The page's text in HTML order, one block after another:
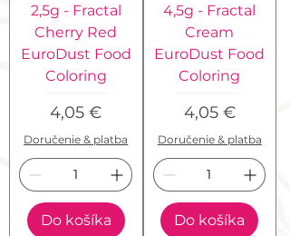
2,5g - Fractal
Cherry Red
EuroDust Food
Coloring
Cena
4,05 €
Doručenie & platba
Do košíka
4,5g - Fractal
Cream
EuroDust Food
Coloring
Cena
4,05 €
Doručenie & platba
Do košíka